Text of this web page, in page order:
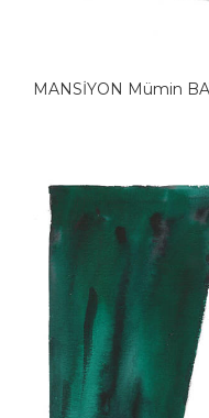
MANSİYON Mümin